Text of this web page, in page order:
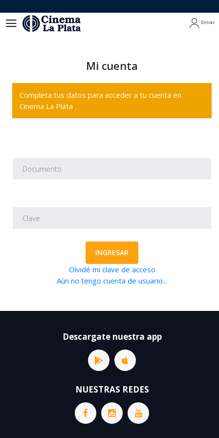
Entrar
Mi cuenta
Completa tus datos para acceder a tu cuenta en
Cinema La Plata .
INGRESAR
Olvidé mi clave de acceso
Aún no tengo cuenta de usuario...
Descargate nuestra app
NUESTRAS REDES